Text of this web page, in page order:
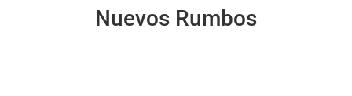
Nuevos Rumbos